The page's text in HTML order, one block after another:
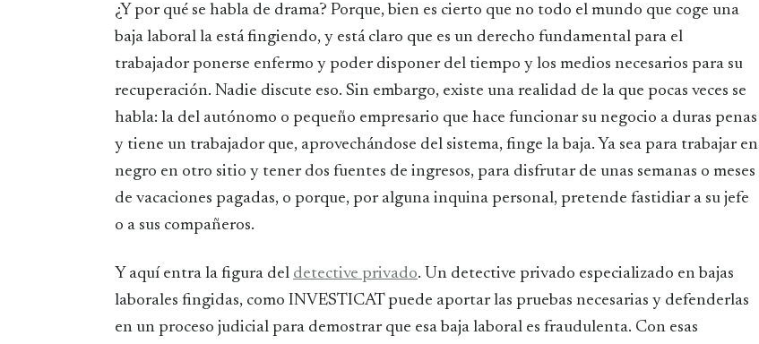
¿Y por qué se habla de drama? Porque, bien es cierto que no todo el mundo que coge una
baja laboral la está fingiendo, y está claro que es un derecho fundamental para el
trabajador ponerse enfermo y poder disponer del tiempo y los medios necesarios para su
recuperación. Nadie discute eso. Sin embargo, existe una realidad de la que pocas veces se
habla: la del autónomo o pequeño empresario que hace funcionar su negocio a duras penas
y tiene un trabajador que, aprovechándose del sistema, finge la baja. Ya sea para trabajar en
negro en otro sitio y tener dos fuentes de ingresos, para disfrutar de unas semanas o meses
de vacaciones pagadas, o porque, por alguna inquina personal, pretende fastidiar a su jefe
o a sus compañeros.
Y aquí entra la figura del detective privado. Un detective privado especializado en bajas
laborales fingidas, como INVESTICAT puede aportar las pruebas necesarias y defenderlas
en un proceso judicial para demostrar que esa baja laboral es fraudulenta. Con esas